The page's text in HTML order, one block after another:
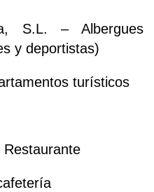
S.L. – Albergues
y deportistas)
turísticos
Restaurante